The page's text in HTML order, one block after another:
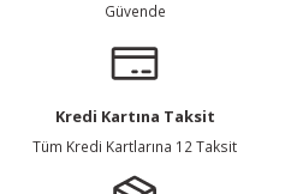
Güvende
Kredi Kartına Taksit
Tüm Kredi Kartlarına 12 Taksit